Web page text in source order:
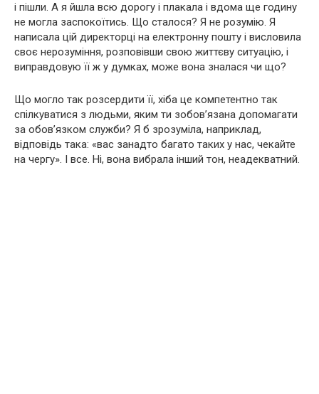
і пішли. А я йшла всю дорогу і плакала і вдома ще годину
не могла заспокоїтись. Що сталося? Я не розумію. Я
написала цій директорці на електронну пошту і висловила
своє нерозуміння, розповівши свою життєву ситуацію, і
виправдовую її ж у думках, може вона зналася чи що?
Що могло так розсердити її, хіба це компетентно так
спілкуватися з людьми, яким ти зобов’язана допомагати
за обов’язком служби? Я б зрозуміла, наприклад,
відповідь така: «вас занадто багато таких у нас, чекайте
на чергу». І все. Ні, вона вибрала інший тон, неадекватний.